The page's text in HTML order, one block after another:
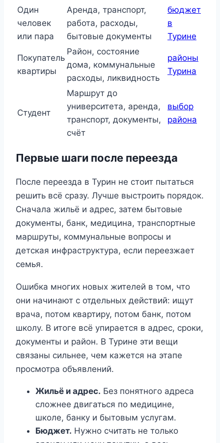
Один
человек
или пара
Аренда, транспорт,
работа, расходы,
бытовые документы
бюджет
в
Турине
Покупатель
квартиры
Район, состояние
дома, коммунальные
расходы, ликвидность
районы
Турина
Студент
Маршрут до
университета, аренда,
транспорт, документы,
счёт
выбор
района
Первые шаги после переезда
После переезда в Турин не стоит пытаться
решить всё сразу. Лучше выстроить порядок.
Сначала жильё и адрес, затем бытовые
документы, банк, медицина, транспортные
маршруты, коммунальные вопросы и
детская инфраструктура, если переезжает
семья.
Ошибка многих новых жителей в том, что
они начинают с отдельных действий: ищут
врача, потом квартиру, потом банк, потом
школу. В итоге всё упирается в адрес, сроки,
документы и район. В Турине эти вещи
связаны сильнее, чем кажется на этапе
просмотра объявлений.
Жильё и адрес. Без понятного адреса
сложнее двигаться по медицине,
школе, банку и бытовым услугам.
Бюджет. Нужно считать не только